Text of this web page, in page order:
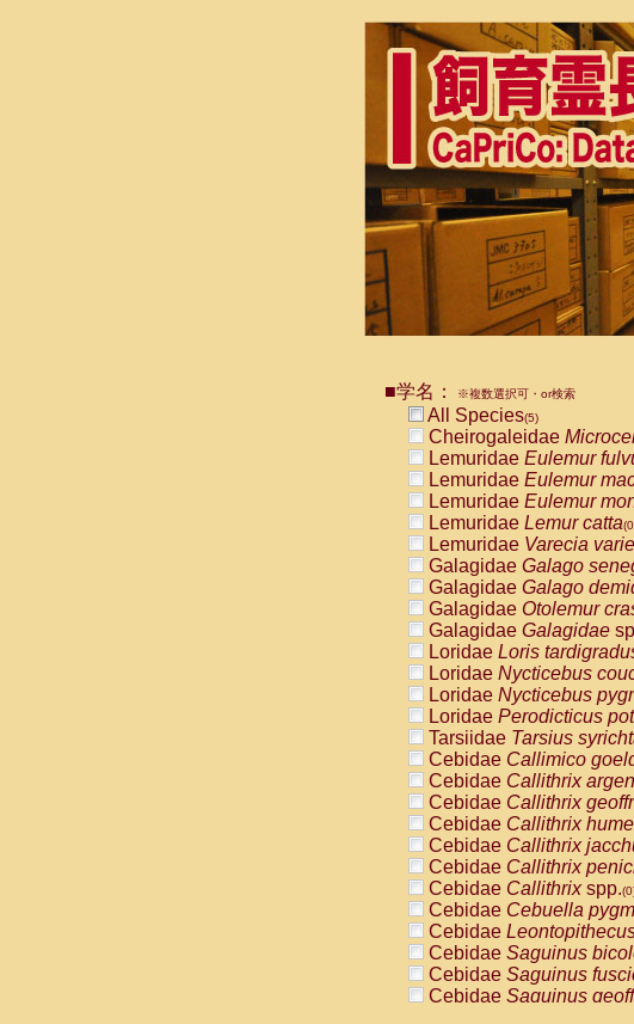
■学名： ※複数選択可・or検索
All Species(5)
Cheirogaleidae
Lemuridae Eulemur
Lemuridae Eulemur
Lemuridae Eulemur
Lemuridae Lemur catta
Lemuridae Varecia
Galagidae Galago
Galagidae Galago
Galagidae Otolemur
Galagidae Galagidae
Loridae Loris
Loridae Nycticebus
Loridae Nycticebus
Loridae Perodicticus
Tarsiidae Tarsius
Cebidae Callimico
Cebidae Callithrix
Cebidae Callithrix
Cebidae Callithrix
Cebidae Callithrix
Cebidae Callithrix
Cebidae Callithrixspp.
Cebidae Cebuella
Cebidae
Cebidae Saguinus
Cebidae Saguinus
Cebidae Saguinus